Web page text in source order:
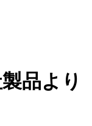
品より